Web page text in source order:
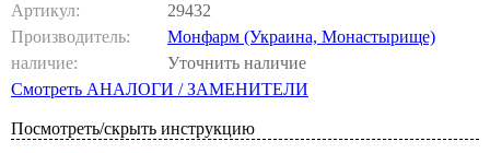
Артикул:
29432
Производитель:
Монфарм (Украина, Монастырище)
наличие:
Уточнить наличие
Смотреть АНАЛОГИ / ЗАМЕНИТЕЛИ
Посмотреть/скрыть инструкцию